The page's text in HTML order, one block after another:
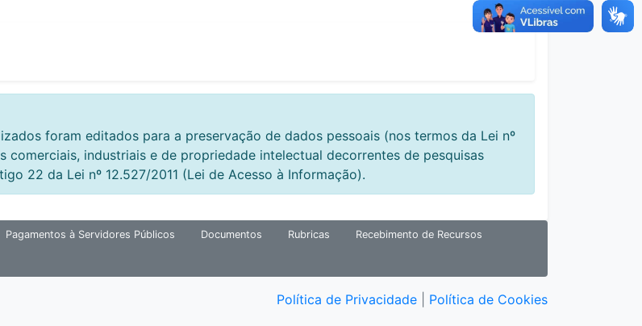
foram editados para a preservação de dados pessoais (nos termos da Lei nº
comerciais, industriais e de propriedade intelectual decorrentes de pesquisas
22 da Lei nº 12.527/2011 (Lei de Acesso à Informação).
Pagamentos à Servidores Públicos Documentos Rubricas Recebimento de Recursos
Política de Privacidade Política de Cookies